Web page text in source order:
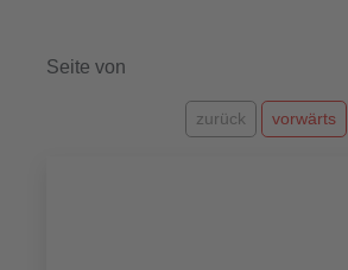
Seite von
zurück vorwärts